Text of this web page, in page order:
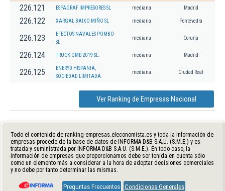
226.121 ESPAGRAF IMPRESORES SL mediana Madrid
226.122 XARGAL BAIXO MIÑO SL mediana Pontevedra
226.123
EFECTOS NAVALES POMBO
SL
mediana Coruña
226.124 TRUCK GMD 2019 SL. mediana Madrid
226.125
ENERYD HISPANIA,
SOCIEDAD LIMITADA.
mediana Ciudad Real
Ver Ranking de Empresas Nacional
Todo el contenido de ranking-empresas.eleconomista.es y toda la información de
empresas procede de la base de datos de INFORMA D&B S.A.U. (S.M.E.) y es
tratada y suministrada por INFORMA D&B S.A.U. (S.M.E.). En todo caso, la
información de empresas que proporcionamos debe ser tenida en cuenta sólo
como un elemento más a considerar a la hora de adoptar decisiones comerciales
y no debe por tanto determinar las mismas.
Preguntas Frecuentes Condiciones Generales